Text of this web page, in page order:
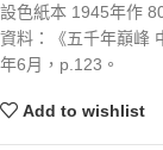
設色紙本 1945年作
資料：《五千年巔峰
年6月，p.123。
Add to wishlist